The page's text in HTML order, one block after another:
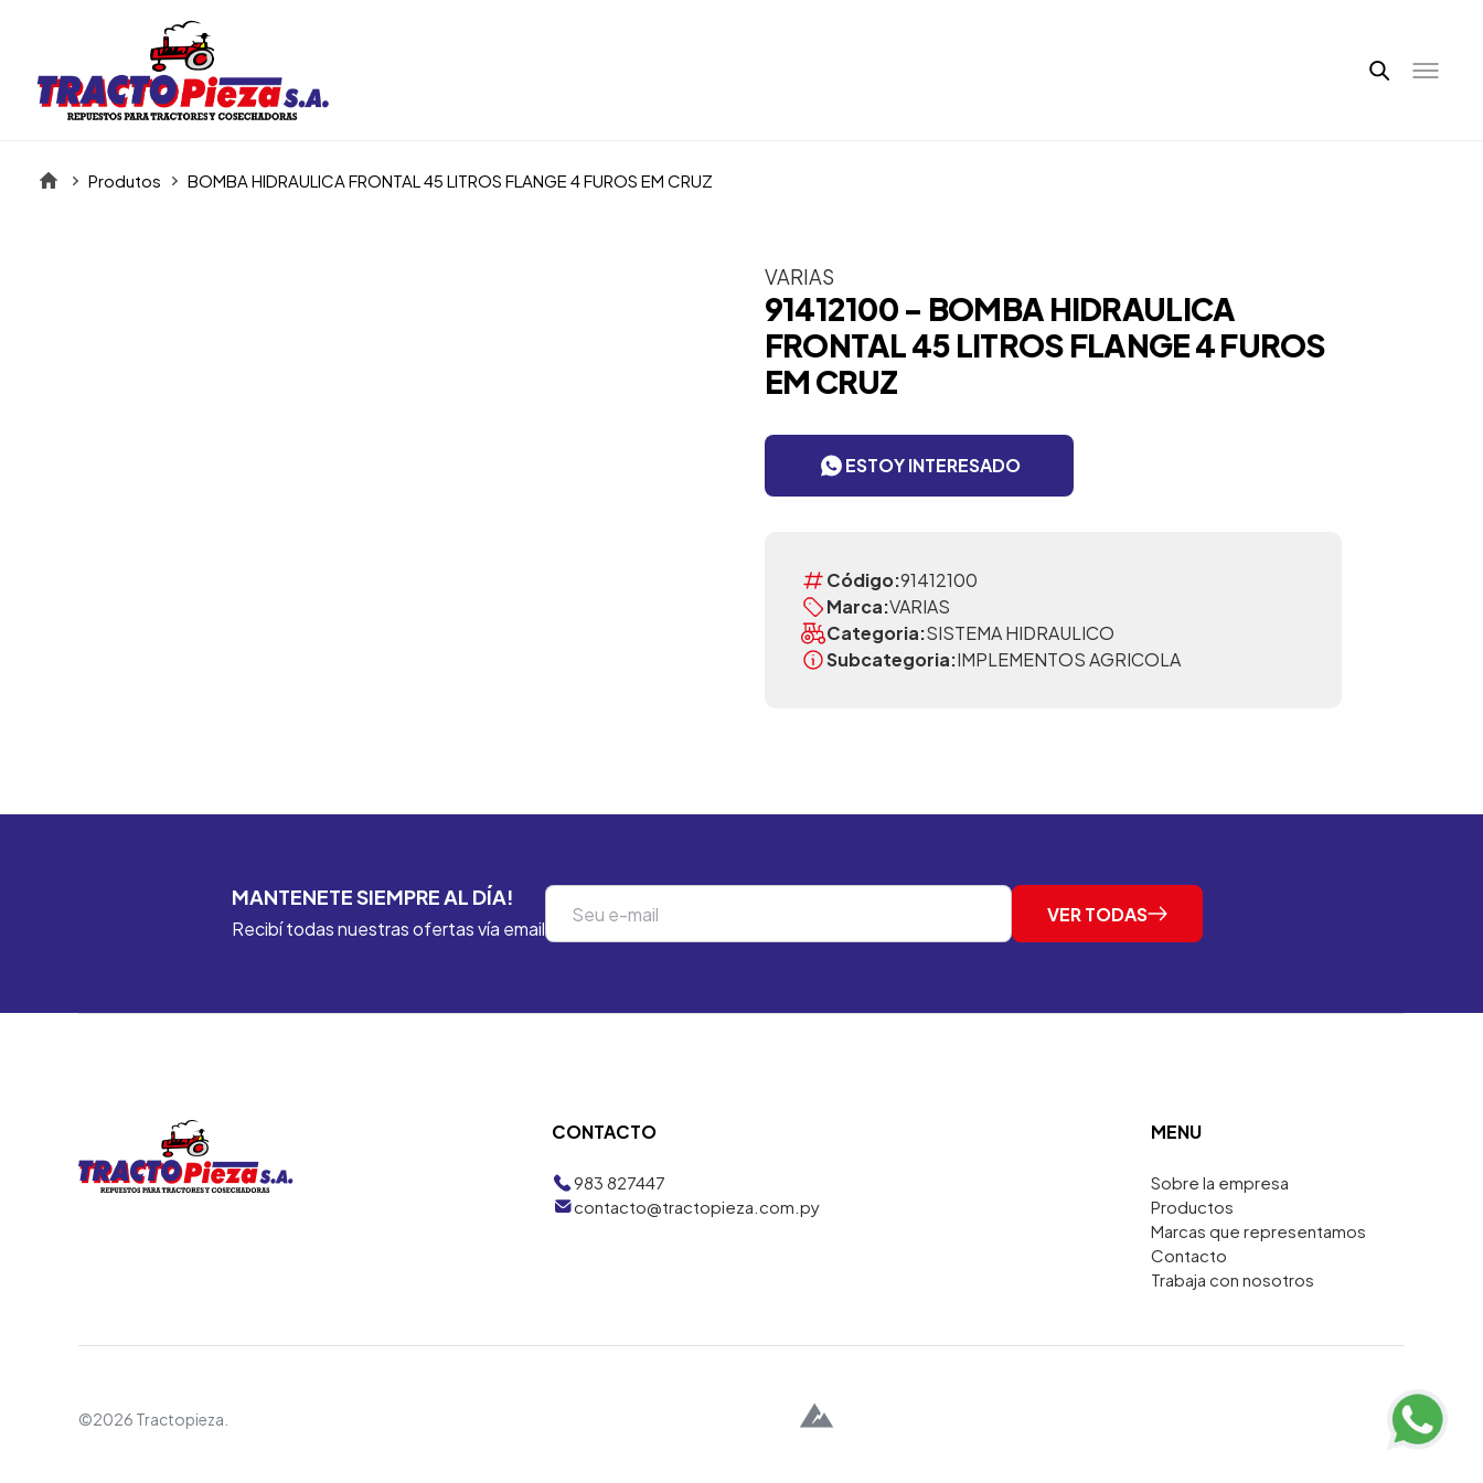
Produtos BOMBA HIDRAULICA FRONTAL 45 LITROS FLANGE 4 FUROS EM CRUZ
VARIAS
91412100 - BOMBA HIDRAULICA
FRONTAL 45 LITROS FLANGE 4 FUROS
EM CRUZ
ESTOY INTERESADO
Código:91412100
Marca:VARIAS
Categoria:SISTEMA HIDRAULICO
Subcategoria:IMPLEMENTOS AGRICOLA
MANTENETE SIEMPRE AL DÍA!
Recibí todas nuestras ofertas vía email
VER TODAS
CONTACTO
983 827447
contacto@tractopieza.com.py
MENU
Sobre la empresa
Productos
Marcas que representamos
Contacto
Trabaja con nosotros
©2026 Tractopieza.